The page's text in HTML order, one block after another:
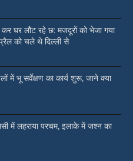
घर लौट रहे छ: मजदूरों को भेजा गया
को चले थे दिल्ली से
में भू सर्वेक्षण का कार्य शुरू, जाने क्या
में लहराया परचम, इलाके में जश्न का